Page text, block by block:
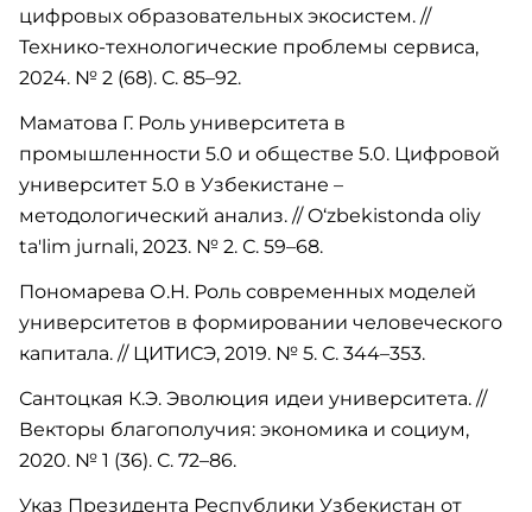
цифровых образовательных экосистем. //
Технико-технологические проблемы сервиса,
2024. № 2 (68). С. 85–92.
Маматова Г. Роль университета в
промышленности 5.0 и обществе 5.0. Цифровой
университет 5.0 в Узбекистане –
методологический анализ. // O‘zbekistonda oliy
ta'lim jurnali, 2023. № 2. С. 59–68.
Пономарева О.Н. Роль современных моделей
университетов в формировании человеческого
капитала. // ЦИТИСЭ, 2019. № 5. С. 344–353.
Сантоцкая К.Э. Эволюция идеи университета. //
Векторы благополучия: экономика и социум,
2020. № 1 (36). С. 72–86.
Указ Президента Республики Узбекистан от